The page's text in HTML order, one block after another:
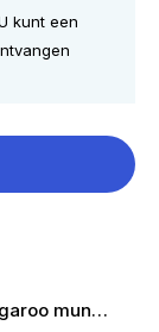
kunt een
2 troy ounce zilveren Kangaroo munt reverse gilded